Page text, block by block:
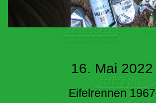
16. Mai 2022
Eifelrennen 1967